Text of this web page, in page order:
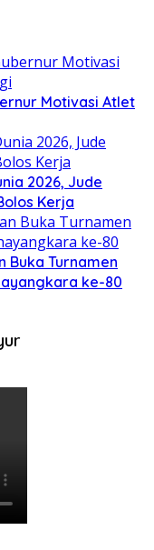
Motivasi Atlet
2026, Jude
Kerja
Buka Turnamen
ke-80